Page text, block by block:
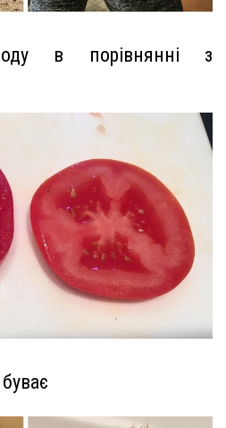
в порівнянні з